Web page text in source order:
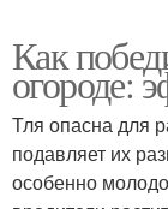
Как
огороде:
Тля опасна для
подавляет их
особенно